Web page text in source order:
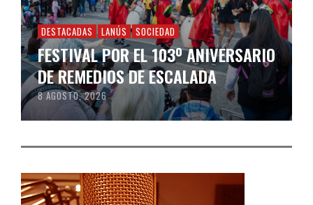
DESTACADAS LANÚS SOCIEDAD
FESTIVAL POR EL 103º ANIVERSARIO
DE REMEDIOS DE ESCALADA
8 AGOSTO, 2026